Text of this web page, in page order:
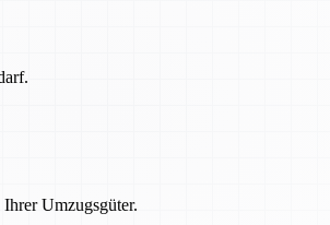
Umzugsgüter.